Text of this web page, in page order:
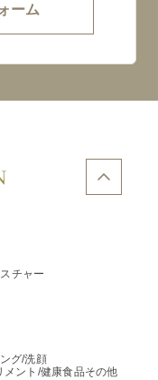
ーム
チャー
グ/洗顔
メント/健康食品その他